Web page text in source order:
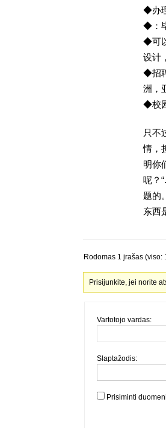
◆办
◆：
◆可
设计
◆招
洲，
◆校
只不
情，
明你
呢？
题的
东西
Rodomas 1 įrašas (viso:
Prisijunkite, jei norite
Vartotojo vardas:
Slaptažodis:
Prisiminti